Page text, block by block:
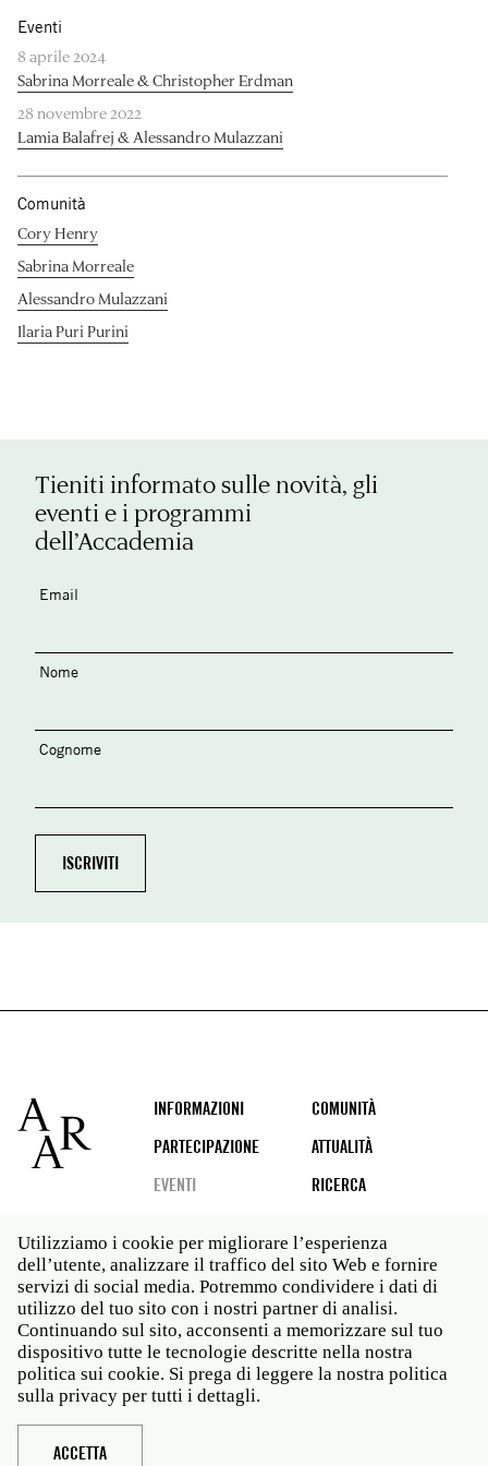
Eventi
8 aprile 2024
Sabrina Morreale & Christopher Erdman
28 novembre 2022
Lamia Balafrej & Alessandro Mulazzani
Comunità
Cory Henry
Sabrina Morreale
Alessandro Mulazzani
Ilaria Puri Purini
Tieniti informato sulle novità, gli
eventi e i programmi
dell’Accademia
Email
Nome
Cognome
Footer
INFORMAZIONI
COMUNITÀ
PARTECIPAZIONE
ATTUALITÀ
EVENTI
RICERCA
Social
media
Roma: Via Angelo Masina 5 00153 Roma ITALIA · t 39
06 58461 · f 39 06 5810788
New York: 535 West 22nd Street Third Floor New York
NY 10011 · t 212 751 7200 · f 212 751 7220
Politica sulla privacy
Utilizziamo i cookie per migliorare l’esperienza
dell’utente, analizzare il traffico del sito Web e fornire
servizi di social media. Potremmo condividere i dati di
utilizzo del tuo sito con i nostri partner di analisi.
Continuando sul sito, acconsenti a memorizzare sul tuo
dispositivo tutte le tecnologie descritte nella nostra
politica sui cookie. Si prega di leggere la nostra politica
sulla privacy per tutti i dettagli.
ACCETTA